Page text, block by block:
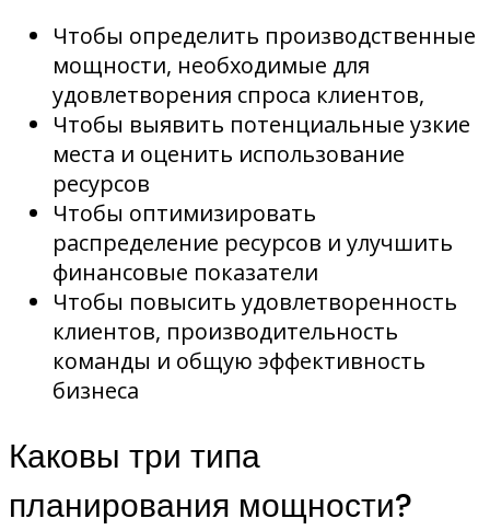
Чтобы определить производственные
мощности, необходимые для
удовлетворения спроса клиентов,
Чтобы выявить потенциальные узкие
места и оценить использование
ресурсов
Чтобы оптимизировать
распределение ресурсов и улучшить
финансовые показатели
Чтобы повысить удовлетворенность
клиентов, производительность
команды и общую эффективность
бизнеса
Каковы три типа
планирования мощности?